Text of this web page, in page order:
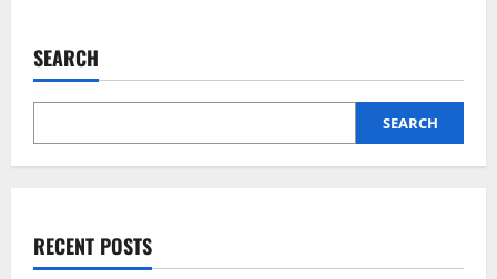
SEARCH
SEARCH
RECENT POSTS